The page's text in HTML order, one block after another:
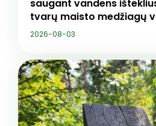
saugant vandens
tvarų maisto medžiagų
2026-08-03